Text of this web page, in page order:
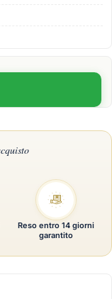
Reso entro 14 giorni
garantito